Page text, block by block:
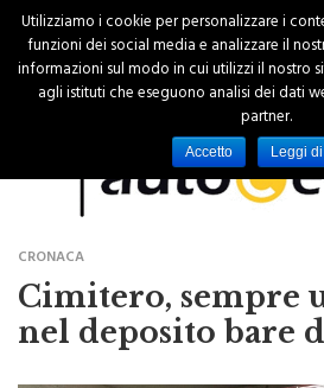
CRONACA
Cimitero, sempre
Utilizziamo i cookie per personalizzare i
funzioni dei social media e analizzare il
informazioni sul modo in cui utilizzi il nostro
agli istituti che eseguono analisi dei dati
partner.
Accetto Leggi